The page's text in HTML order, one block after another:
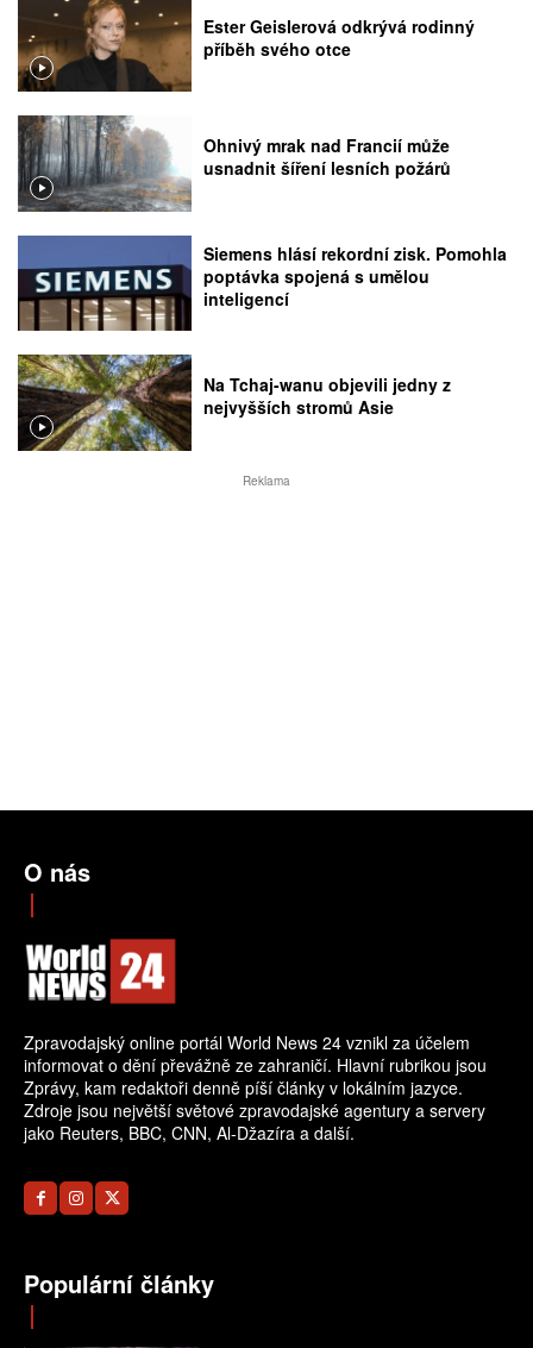
Ester Geislerová odkrývá rodinný
příběh svého otce
Ohnivý mrak nad Francií může
usnadnit šíření lesních požárů
Siemens hlásí rekordní zisk. Pomohla
poptávka spojená s umělou
inteligencí
Na Tchaj-wanu objevili jedny z
nejvyšších stromů Asie
Reklama
O nás
Zpravodajský online portál World News 24 vznikl za účelem
informovat o dění převážně ze zahraničí. Hlavní rubrikou jsou
Zprávy, kam redaktoři denně píší články v lokálním jazyce.
Zdroje jsou největší světové zpravodajské agentury a servery
jako Reuters, BBC, CNN, Al-Džazíra a další.
Populární články